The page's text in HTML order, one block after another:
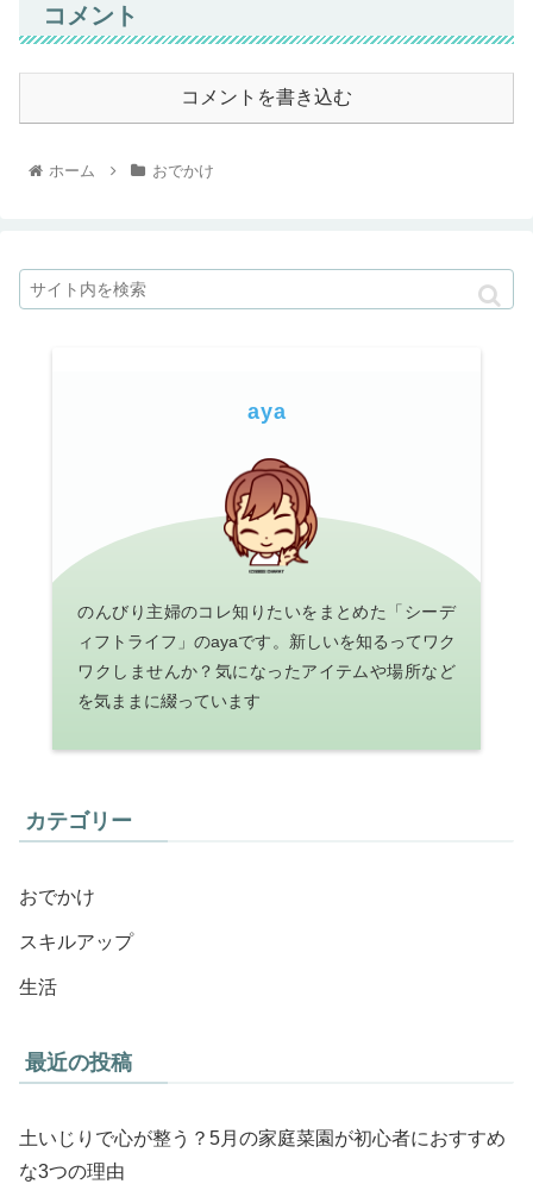
コメント
コメントを書き込む
ホーム おでかけ
aya
のんびり主婦のコレ知りたいをまとめた「シーデ
ィフトライフ」のayaです。新しいを知るってワク
ワクしませんか？気になったアイテムや場所など
を気ままに綴っています
カテゴリー
おでかけ
スキルアップ
生活
最近の投稿
土いじりで心が整う？5月の家庭菜園が初心者におすすめ
な3つの理由